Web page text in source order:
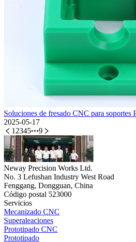
Soluciones de fresado CNC para soportes
2025-05-17
1 2345 9
Neway Precision Works Ltd.
No. 3 Lefushan Industry West Road
Fenggang, Dongguan, China
Código postal 523000
Servicios
Mecanizado CNC
Superaleaciones
Prototipado CNC
Prototipado